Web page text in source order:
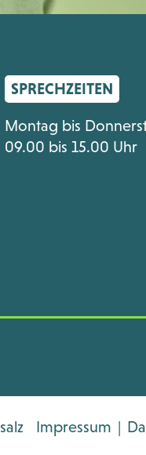
SPRECHZEITEN
Montag bis
09.00 bis 15.00 Uhr
Impressum |